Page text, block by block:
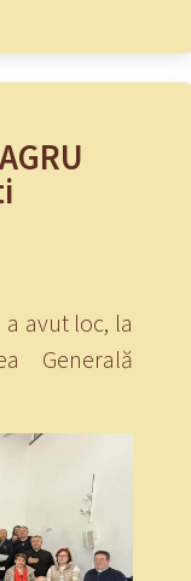
avut loc, la
Generală